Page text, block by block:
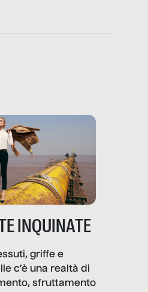
INQUINATE
griffe e
c’è una realtà di
sfruttamento